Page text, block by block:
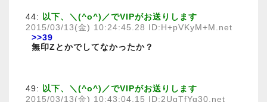
44: 以下、＼(^o^)／でVIPがお送りします
2015/03/13(金) 10:24:45.28 ID:H+pVKyM+M.net
>>39
無印Zとかでしてなかったか？
49: 以下、＼(^o^)／でVIPがお送りします
2015/03/13(金) 10:43:04.15 ID:2UqTfYq30.net